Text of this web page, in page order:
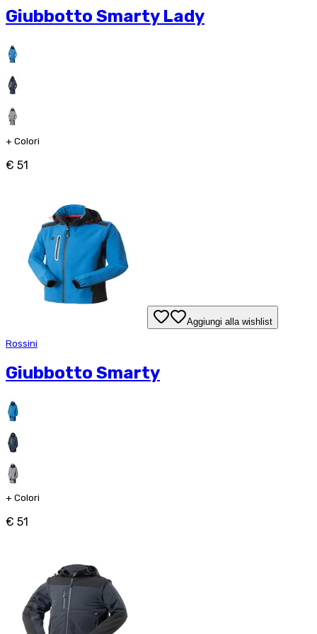
Giubbotto Smarty Lady
+ Colori
€ 51
Aggiungi alla wishlist
Rossini
Giubbotto Smarty
+ Colori
€ 51